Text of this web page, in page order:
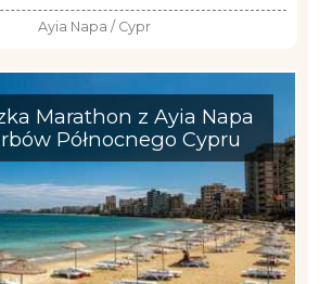
Ayia Napa / Cypr
Marathon z Ayia Napa
Północnego Cypru